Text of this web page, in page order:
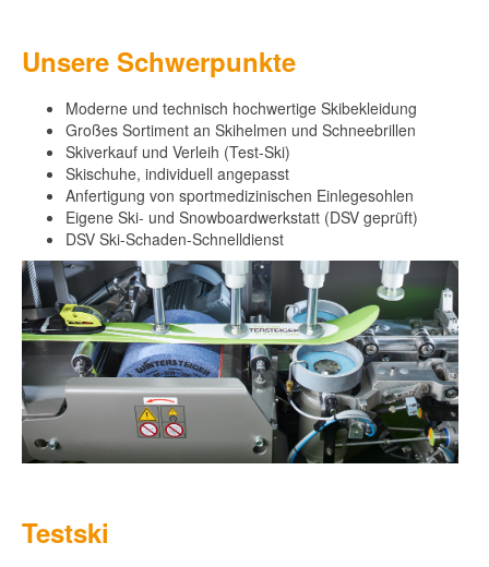
Unsere Schwerpunkte
Moderne und technisch hochwertige Skibekleidung
Großes Sortiment an Skihelmen und Schneebrillen
Skiverkauf und Verleih (Test-Ski)
Skischuhe, individuell angepasst
Anfertigung von sportmedizinischen Einlegesohlen
Eigene Ski- und Snowboardwerkstatt (DSV geprüft)
DSV Ski-Schaden-Schnelldienst
Testski